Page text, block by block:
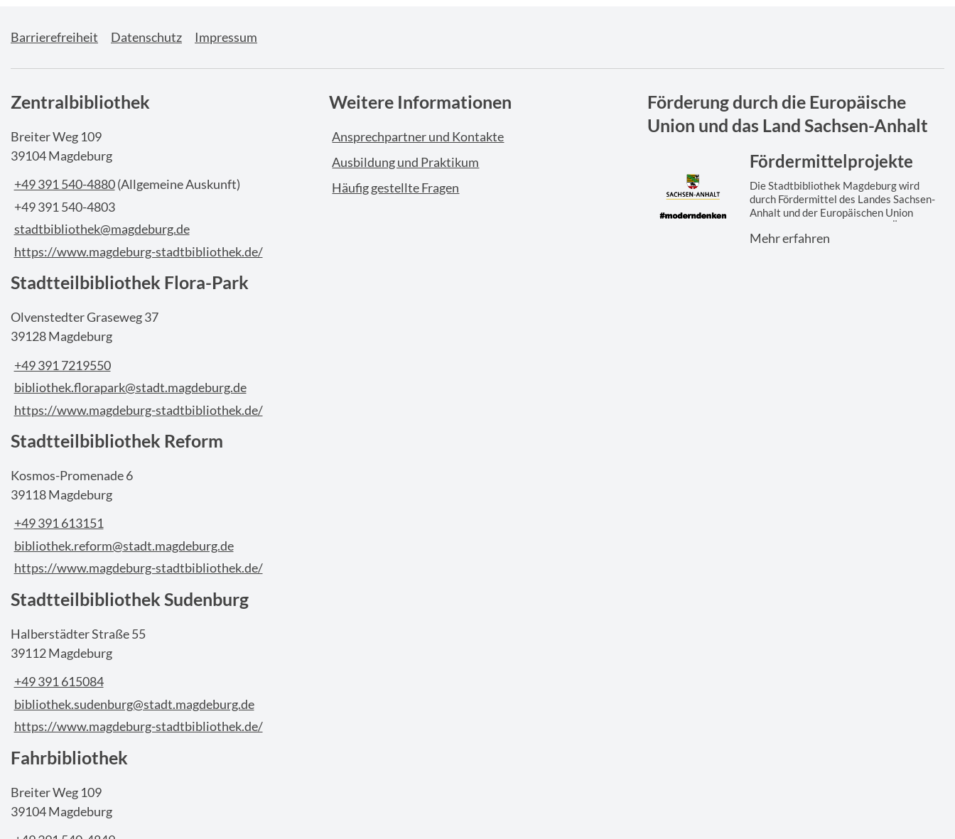
Barrierefreiheit Datenschutz Impressum
Zentralbibliothek
Breiter Weg 109
39104 Magdeburg
+49 391 540-4880 (Allgemeine Auskunft)
+49 391 540-4803
stadtbibliothek@magdeburg.de
https://www.magdeburg-stadtbibliothek.de/
Stadtteilbibliothek Flora-Park
Olvenstedter Graseweg 37
39128 Magdeburg
+49 391 7219550
bibliothek.florapark@stadt.magdeburg.de
https://www.magdeburg-stadtbibliothek.de/
Stadtteilbibliothek Reform
Kosmos-Promenade 6
39118 Magdeburg
+49 391 613151
bibliothek.reform@stadt.magdeburg.de
https://www.magdeburg-stadtbibliothek.de/
Stadtteilbibliothek Sudenburg
Halberstädter Straße 55
39112 Magdeburg
+49 391 615084
bibliothek.sudenburg@stadt.magdeburg.de
https://www.magdeburg-stadtbibliothek.de/
Fahrbibliothek
Breiter Weg 109
39104 Magdeburg
Weitere Informationen
Ansprechpartner und Kontakte
Ausbildung und Praktikum
Häufig gestellte Fragen
Förderung durch die Europäische
Union und das Land Sachsen-Anhalt
Fördermittelprojekte
Die Stadtbibliothek Magdeburg wird
durch Fördermittel des Landes Sachsen-
Anhalt und der Europäischen Union
gefördert. Hier finden Sie eine Übersicht
der ...
Mehr erfahren